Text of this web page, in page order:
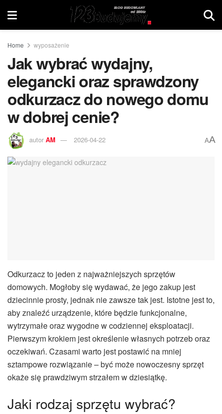
Home wyposażenie
Jak wybrać wydajny,
elegancki oraz sprawdzony
odkurzacz do nowego domu
w dobrej cenie?
autor AM 2026-04-22 AA
Odkurzacz to jeden z najważniejszych sprzętów
domowych. Mogłoby się wydawać, że jego zakup jest
dziecinnie prosty, jednak nie zawsze tak jest. Istotne jest to,
aby znaleźć urządzenie, które będzie funkcjonalne,
wytrzymałe oraz wygodne w codziennej eksploatacji.
Pierwszym krokiem jest określenie własnych potrzeb oraz
oczekiwań. Czasami warto jest postawić na mniej
sztampowe rozwiązanie – być może nowoczesny sprzęt
okaże się prawdziwym strzałem w dziesiątkę.
Jaki rodzaj sprzętu wybrać?